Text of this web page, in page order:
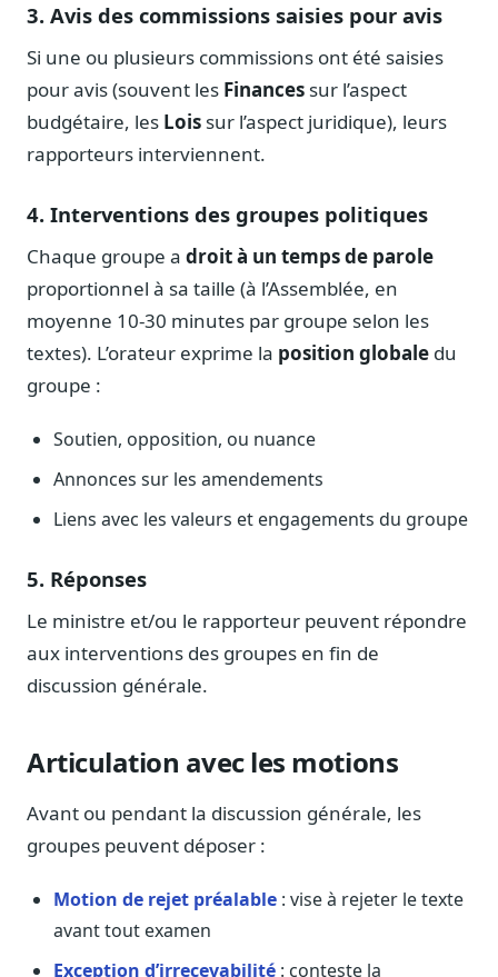
Analyses, méthodes, coulisses
Lexique parlementaire
Glossaire affaires publiques
23 flux indexés
Nouveautés produit
Le changelog mensuel
Ils utilisent Legiwatch
Qui sommes-nous
Méthode, valeurs et équipe
Charte IA
Hébergement européen, RGPD
Presse
Kit média, contacts
3. Avis des commissions saisies pour avis
Si une ou plusieurs commissions ont été saisies
pour avis (souvent les Finances sur l’aspect
budgétaire, les Lois sur l’aspect juridique), leurs
rapporteurs interviennent.
4. Interventions des groupes politiques
Chaque groupe a droit à un temps de parole
proportionnel à sa taille (à l’Assemblée, en
moyenne 10-30 minutes par groupe selon les
textes). L’orateur exprime la position globale du
groupe :
Soutien, opposition, ou nuance
Annonces sur les amendements
Liens avec les valeurs et engagements du groupe
5. Réponses
Le ministre et/ou le rapporteur peuvent répondre
aux interventions des groupes en fin de
discussion générale.
Articulation avec les motions
Avant ou pendant la discussion générale, les
groupes peuvent déposer :
Motion de rejet préalable : vise à rejeter le texte
avant tout examen
Exception d’irrecevabilité : conteste la